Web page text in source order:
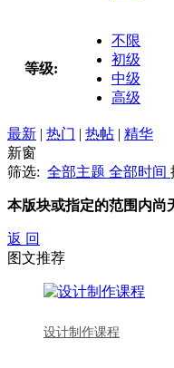
等级:
不限
初级
中级
高级
最新 | 热门 | 热帖 | 精华
新窗
筛选: 全部主题 全部时间
本版块或指定的范围内尚
返 回
图文推荐
设计制作课程